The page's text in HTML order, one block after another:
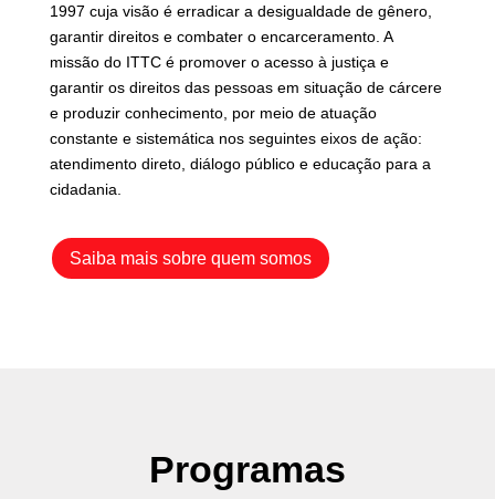
1997 cuja visão é erradicar a desigualdade de gênero,
garantir direitos e combater o encarceramento. A
missão do ITTC é promover o acesso à justiça e
garantir os direitos das pessoas em situação de cárcere
e produzir conhecimento, por meio de atuação
constante e sistemática nos seguintes eixos de ação:
atendimento direto, diálogo público e educação para a
cidadania.
Saiba mais sobre quem somos
Programas